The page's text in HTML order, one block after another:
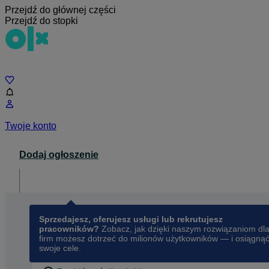
Przejdź do głównej części
Przejdź do stopki
Twoje konto
Dodaj ogłoszenie
Sprzedajesz, oferujesz usługi lub rekrutujesz
pracowników? Zobacz, jak dzięki naszym rozwiązaniom dla
firm możesz dotrzeć do milionów użytkowników — i osiągnąć
swoje cele.